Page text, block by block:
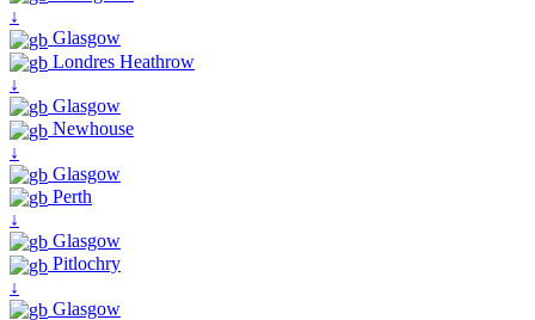
↓
Glasgow
Londres Heathrow
↓
Glasgow
Newhouse
↓
Glasgow
Perth
↓
Glasgow
Pitlochry
↓
Glasgow